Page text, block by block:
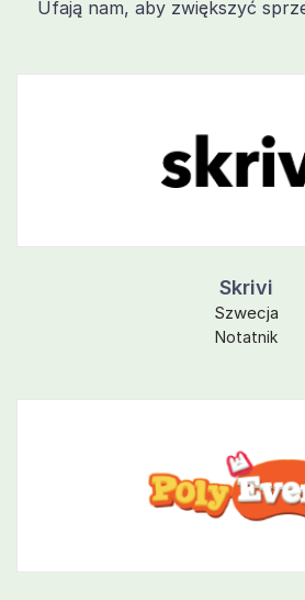
Ufają nam, aby zwiększyć
Skrivi
Szwecja
Notatnik